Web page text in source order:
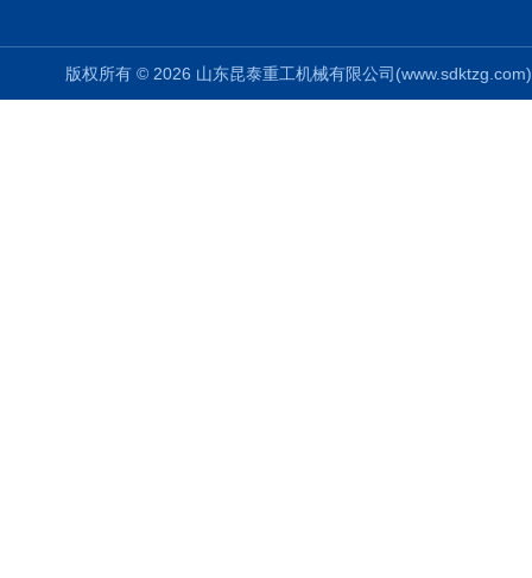
版权所有 © 2026 山东昆泰重工机械有限公司